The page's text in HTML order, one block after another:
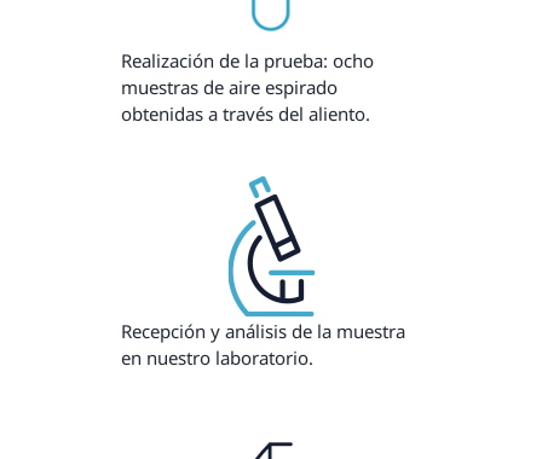
Realización de la prueba: ocho
muestras de aire espirado
obtenidas a través del aliento.
Recepción y análisis de la muestra
en nuestro laboratorio.